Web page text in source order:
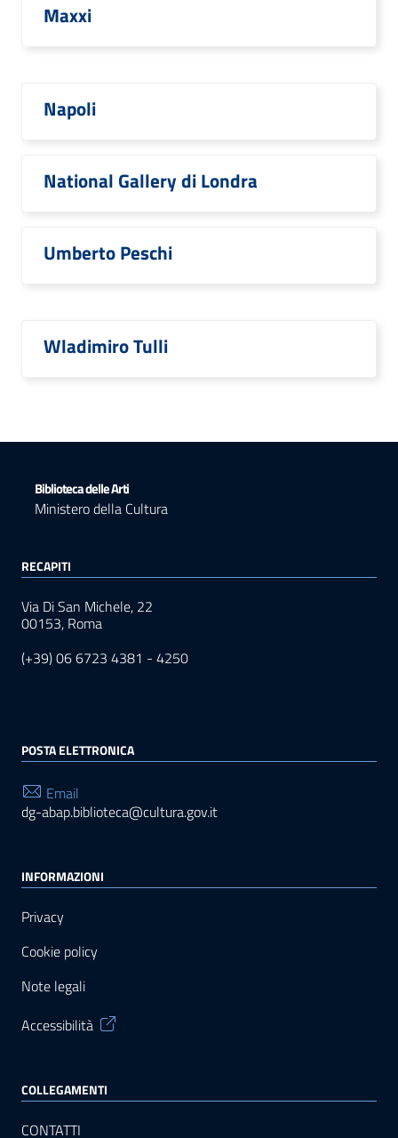
Maxxi
Napoli
National Gallery di Londra
Umberto Peschi
Wladimiro Tulli
Biblioteca delle Arti
Ministero della Cultura
RECAPITI
Via Di San Michele, 22
00153, Roma
(+39) 06 6723 4381 - 4250
POSTA ELETTRONICA
Email
dg-abap.biblioteca@cultura.gov.it
INFORMAZIONI
Privacy
Cookie policy
Note legali
Accessibilità
COLLEGAMENTI
CONTATTI